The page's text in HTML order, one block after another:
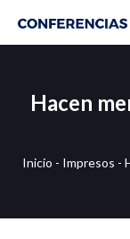
Hacen
Inicio - Impresos -